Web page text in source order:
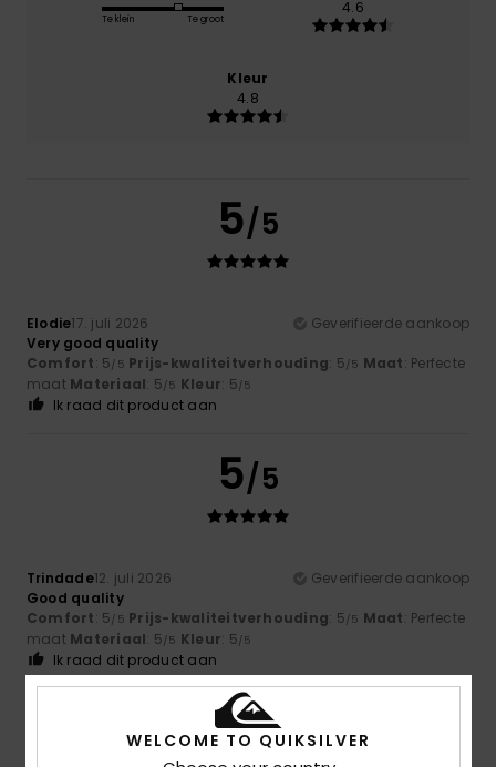
Te klein Te groot
4.6
Kleur
4.8
5/5
Elodie17. juli 2026
Geverifieerde aankoop
Very good quality
Comfort: 5/5 Prijs-kwaliteitverhouding: 5/5 Maat: Perfecte
maat Materiaal: 5/5 Kleur: 5/5
Ik raad dit product aan
5/5
Trindade12. juli 2026
Geverifieerde aankoop
Good quality
Comfort: 5/5 Prijs-kwaliteitverhouding: 5/5 Maat: Perfecte
maat Materiaal: 5/5 Kleur: 5/5
Ik raad dit product aan
5/5
WELCOME TO QUIKSILVER